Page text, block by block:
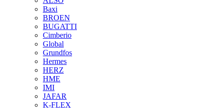
Baxi
BROEN
BUGATTI
Cimberio
Global
Grundfos
Hermes
HERZ
HME
IMI
JAFAR
K-FLEX